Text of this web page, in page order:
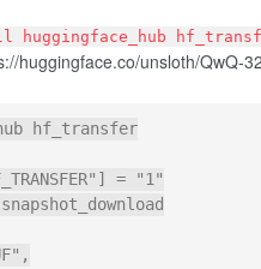
huggingface_hub
huggingface.co/unsloth/QwQ-
hf_transfer
= "1"